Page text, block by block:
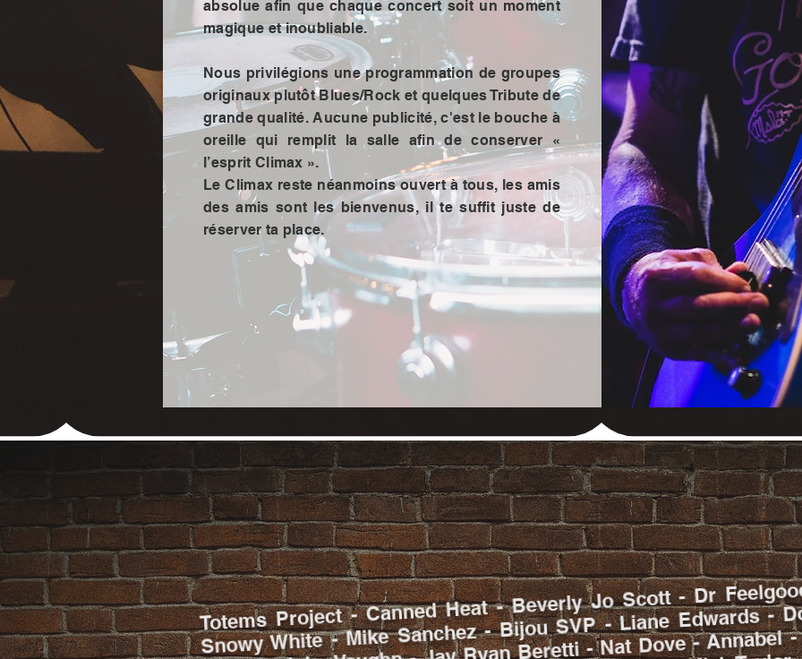
absolue afin que chaque concert soit un moment
magique et inoubliable.
Nous privilégions une programmation de groupes
originaux plutôt Blues/Rock et quelques Tribute de
grande qualité. Aucune publicité, c'est le bouche à
oreille qui remplit la salle afin de conserver «
l’esprit Climax ».
Le Climax reste néanmoins ouvert à tous, les amis
des amis sont les bienvenus, il te suffit juste de
réserver ta place.
Etre informé des concerts
Ils sont venus au
Ils sont venus au
Totems Project - Canned Heat - Beverly Jo Scott - Dr
Snowy White - Mike Sanchez - Bijou SVP - Liane Edwards -